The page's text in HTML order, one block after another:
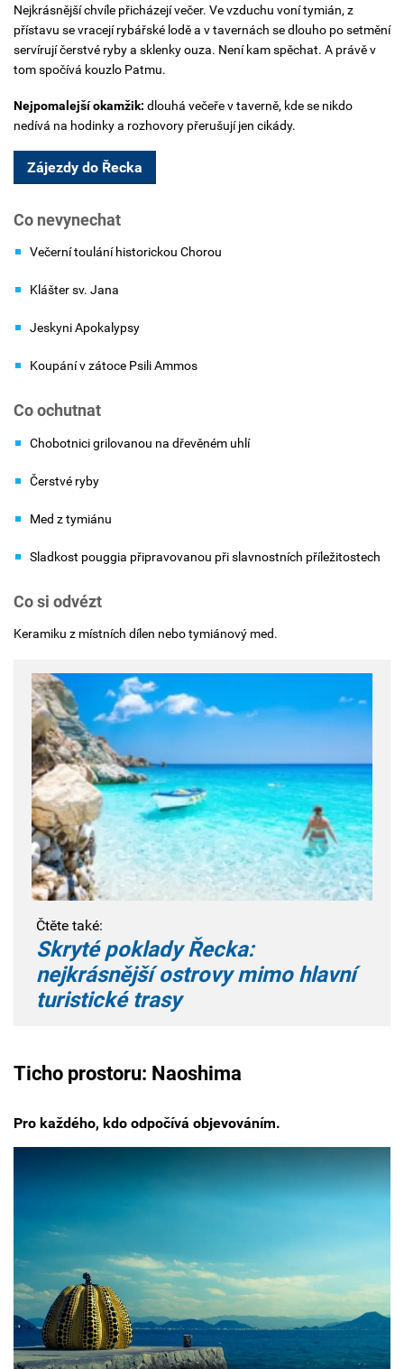
Nejkrásnější chvíle přicházejí večer. Ve vzduchu voní tymián, z
přístavu se vracejí rybářské lodě a v tavernách se dlouho po setmění
servírují čerstvé ryby a sklenky ouza. Není kam spěchat. A právě v
tom spočívá kouzlo Patmu.
Nejpomalejší okamžik: dlouhá večeře v taverně, kde se nikdo
nedívá na hodinky a rozhovory přerušují jen cikády.
Zájezdy do Řecka
Co nevynechat
Večerní toulání historickou Chorou
Klášter sv. Jana
Jeskyni Apokalypsy
Koupání v zátoce Psili Ammos
Co ochutnat
Chobotnici grilovanou na dřevěném uhlí
Čerstvé ryby
Med z tymiánu
Sladkost pouggia připravovanou při slavnostních příležitostech
Co si odvézt
Keramiku z místních dílen nebo tymiánový med.
Čtěte také:
Skryté poklady Řecka:
nejkrásnější ostrovy mimo hlavní
turistické trasy
Ticho prostoru: Naoshima
Pro každého, kdo odpočívá objevováním.